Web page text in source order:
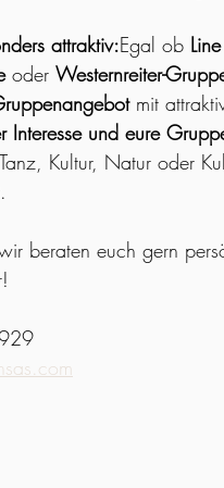
attraktiv:Egal ob
oder Westernreiter-
mit
Interesse und eure
Kultur, Natur oder
beraten euch gern